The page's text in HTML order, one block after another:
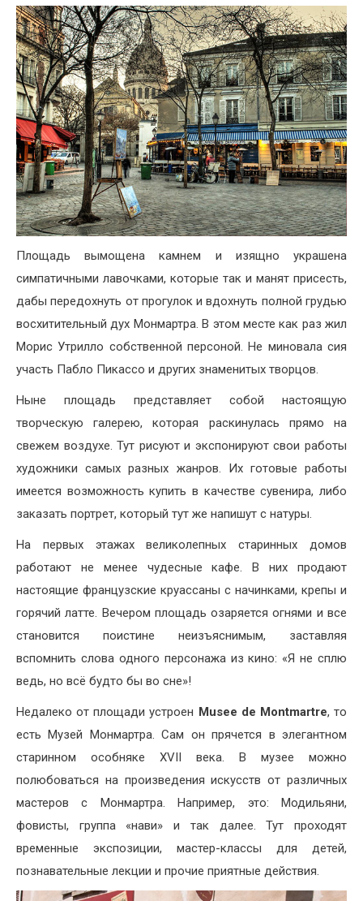
Площадь вымощена камнем и изящно украшена
симпатичными лавочками, которые так и манят присесть,
дабы передохнуть от прогулок и вдохнуть полной грудью
восхитительный дух Монмартра. В этом месте как раз жил
Морис Утрилло собственной персоной. Не миновала сия
участь Пабло Пикассо и других знаменитых творцов.
Ныне площадь представляет собой настоящую
творческую галерею, которая раскинулась прямо на
свежем воздухе. Тут рисуют и экспонируют свои работы
художники самых разных жанров. Их готовые работы
имеется возможность купить в качестве сувенира, либо
заказать портрет, который тут же напишут с натуры.
На первых этажах великолепных старинных домов
работают не менее чудесные кафе. В них продают
настоящие французские круассаны с начинками, крепы и
горячий латте. Вечером площадь озаряется огнями и все
становится поистине неизъяснимым, заставляя
вспомнить слова одного персонажа из кино: «Я не сплю
ведь, но всё будто бы во сне»!
Недалеко от площади устроен Musee de Montmartre, то
есть Музей Монмартра. Сам он прячется в элегантном
старинном особняке XVII века. В музее можно
полюбоваться на произведения искусств от различных
мастеров с Монмартра. Например, это: Модильяни,
фовисты, группа «нави» и так далее. Тут проходят
временные экспозиции, мастер-классы для детей,
познавательные лекции и прочие приятные действия.